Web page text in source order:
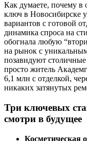
Как думаете, почему в
ключ в Новосибирске
вариантов с готовой
динамика спроса на
обогнала любую
на рынок с
позавидуют
просто житель
6,1 млн с отделкой,
никаких затянутых
Три ключевых
смотри в будущее
Косметическая